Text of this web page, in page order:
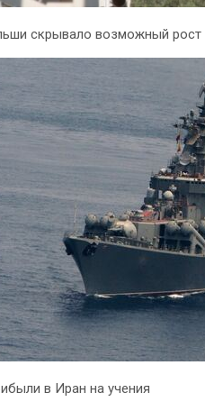
скрывало возможный рост
в Иран на учения